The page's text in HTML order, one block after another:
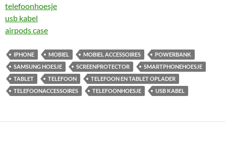
telefoonhoesje
usb kabel
airpods case
IPHONE MOBIEL MOBIEL ACCESSOIRES
POWERBANK
SAMSUNG HOESJE
SCREENPROTECTOR
SMARTPHONEHOESJE
TABLET
TELEFOON
TELEFOON EN TABLET OPLADER
TELEFOONACCESSOIRES
TELEFOONHOESJE USB KABEL